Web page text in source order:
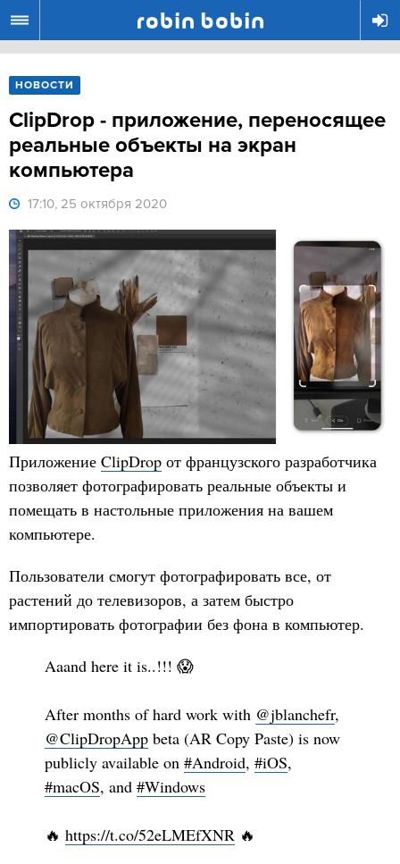
НОВОСТИ
ClipDrop - приложение, переносящее
реальные объекты на экран
компьютера
17:10, 25 октября 2020
Приложение ClipDrop от французского разработчика
позволяет фотографировать реальные объекты и
помещать в настольные приложения на вашем
компьютере.
Пользователи смогут фотографировать все, от
растений до телевизоров, а затем быстро
импортировать фотографии без фона в компьютер.
Aaand here it is..!!! 😱
After months of hard work with @jblanchefr,
@ClipDropApp beta (AR Copy Paste) is now
publicly available on #Android, #iOS,
#macOS, and #Windows
🔥 https://t.co/52eLMEfXNR 🔥